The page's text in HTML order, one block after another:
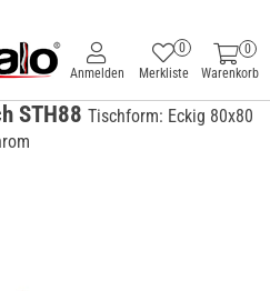
0
Warenkorb
Merkliste
0
Anmelden
STH88 Tischform: Eckig 80x80